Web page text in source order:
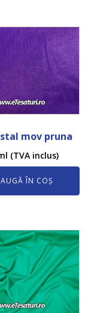
mov pruna
(TVA inclus)
ÎN COȘ